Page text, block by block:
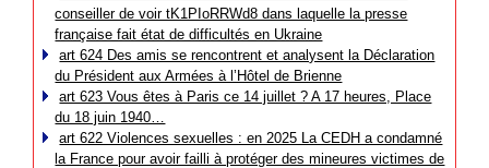
conseiller de voir tK1PIoRRWd8 dans laquelle la presse
française fait état de difficultés en Ukraine
art 624 Des amis se rencontrent et analysent la Déclaration
du Président aux Armées à l’Hôtel de Brienne
art 623 Vous êtes à Paris ce 14 juillet ? A 17 heures, Place
du 18 juin 1940…
art 622 Violences sexuelles : en 2025 La CEDH a condamné
la France pour avoir failli à protéger des mineures victimes de